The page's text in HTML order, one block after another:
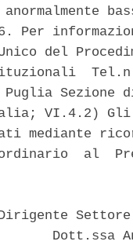
Per
Unico del
Sezione
VI.4.2) Gli
mediante
al
Dott.ssa